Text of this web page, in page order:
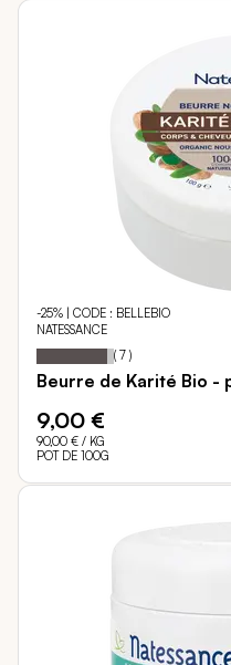
-25% | CODE : BELLEBIO
NATESSANCE
Notation: 91
% of
( 7 )
Beurre de Karité Bio
9,00 €
90,00 € / KG
POT DE 100G